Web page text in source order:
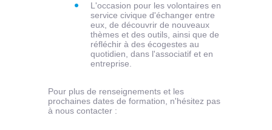
L'occasion pour les volontaires en
service civique d'échanger entre
eux, de découvrir de nouveaux
thèmes et des outils, ainsi que de
réfléchir à des écogestes au
quotidien, dans l'associatif et en
entreprise.
Pour plus de renseignements et les
prochaines dates de formation, n'hésitez pas
à nous contacter :